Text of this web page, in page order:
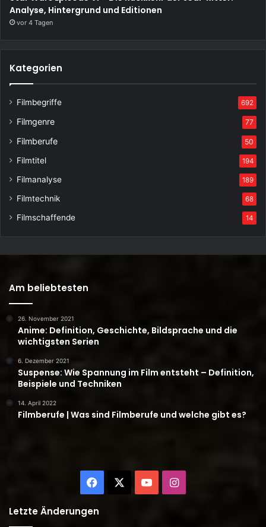
Analyse, Hintergrund und Editionen
vor 4 Tagen
Kategorien
Filmbegriffe 692
Filmgenre 77
Filmberufe 50
Filmtitel 194
Filmanalyse 189
Filmtechnik 68
Filmschaffende 14
Am beliebtesten
26. November 2021
Anime: Definition, Geschichte, Bildsprache und die
wichtigsten Serien
6. Dezember 2021
Suspense: Wie Spannung im Film entsteht – Definition,
Beispiele und Techniken
14. April 2022
Filmberufe | Was sind Filmberufe und welche gibt es?
Facebook YouTubeInstagram
Letzte Änderungen